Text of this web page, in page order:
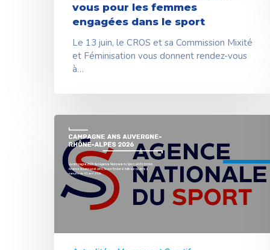
vous pour les femmes
engagées dans le sport
Le 13 juin, le CROS et sa Commission Mixité
et Féminisation vous donnent rendez-vous
à…
La
campagne
ANS
Emploi
2026
est
lancée